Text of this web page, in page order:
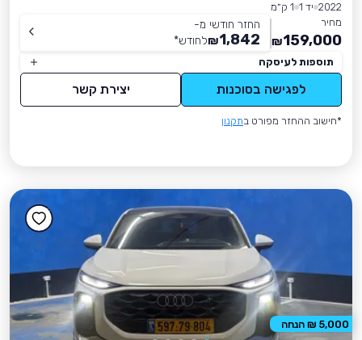
2022 יד 1
1 ק״מ
מחיר
159,000
₪
החזר חודשי מ-
1,842
₪לחודש*
תוספות לעיסקה
לפגישה בסוכנות יצירת קשר
*חישוב ההחזר מפורט בתקנון
5,000 ₪ הנחה